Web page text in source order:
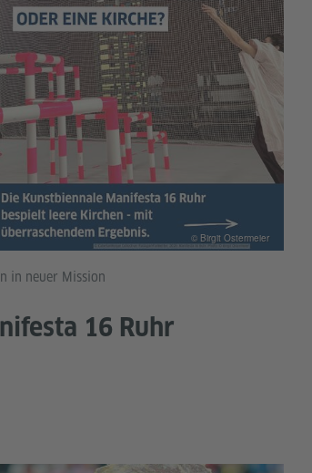
in neuer Mission
16 Ruhr
© Birgit Ostermeier